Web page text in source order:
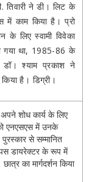
तिवारी ने डी। लिट के
में काम किया है। प्रो
के लिए स्वामी विवेका
गया था, 1985-86 के
श्याम प्रकाश ने
है। डिग्री।
अपने शोध कार्य के लिए
को एनएसएस में उनके
पुरस्कार से सम्मानित
डायरेक्टर के रूप में
का मार्गदर्शन किया